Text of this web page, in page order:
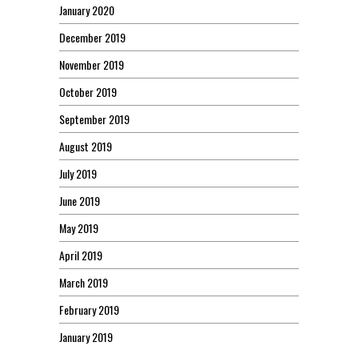
January 2020
December 2019
November 2019
October 2019
September 2019
August 2019
July 2019
June 2019
May 2019
April 2019
March 2019
February 2019
January 2019